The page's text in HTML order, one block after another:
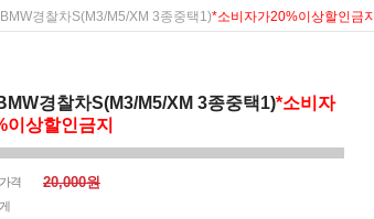
경찰차S(M3/M5/XM 3종중택1)*소비자가20%이상할인금지
경찰차S(M3/M5/XM 3종중택1)*소비자
이상할인금지
격 20,000원